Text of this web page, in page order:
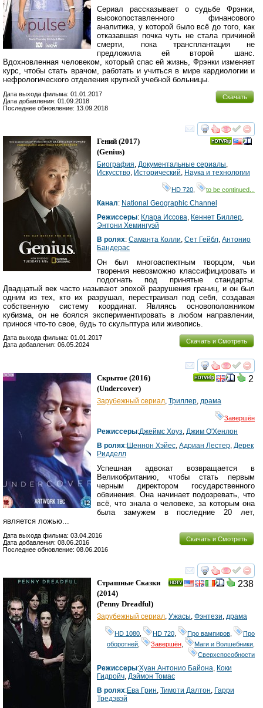
Сериал рассказывает о судьбе Фрэнки,
высокопоставленного финансового
аналитика, у которой было всё до того, как
отказавшая почка чуть не стала причиной
смерти, пока трансплантация не
предложила ей второй шанс.
Вдохновленная человеком, который спас ей жизнь, Фрэнки изменяет
курс, чтобы стать врачом, работать и учиться в мире кардиологии и
нефрологического отделения крупной учебной больницы.
Скачать
Дата выхода фильма: 01.01.2017
Дата добавления: 01.09.2018
Последнее обновление: 13.09.2018
смотреть
Гений (2017)
(Genius)
Биография Документальные сериалы
Искусство Исторический Наука и технологии
HD 720 to be continued...
Канал: National Geographic Channel
Режиссеры: Клара Иссова Кеннет Биллер
Энтони Хемингуэй
В ролях: Саманта Колли Сет Гейбл Антонио
Бандерас
Он был многоаспектным творцом, чьи
творения невозможно классифицировать и
подогнать под принятые стандарты.
Двадцатый век часто называют эпохой разрушения границ, и он был
одним из тех, кто их разрушал, перестраивал под себя, создавая
собственную систему координат. Являясь основоположником
кубизма, он не боялся экспериментировать в любом направлении,
принося что-то свое, будь то скульптура или живопись.
Скачать и Смотреть
Дата выхода фильма: 01.01.2017
Дата добавления: 06.05.2024
смотреть
2
Скрытое (2016)
(Undercover)
Зарубежный сериал, Триллер, драма
Завершён
Режиссеры:Джеймс Хоуз, Джим О'Хенлон
В ролях:Шеннон Хэйес, Адриан Лестер, Дерек
Ридделл
Успешная адвокат возвращается в
Великобританию, чтобы стать первым
черным директором государственного
обвинения. Она начинает подозревать, что
всё, что знала о человеке, за которым она
была замужем в последние 20 лет,
является ложью...
Скачать и Смотреть
Дата выхода фильма: 03.04.2016
Дата добавления: 08.06.2016
Последнее обновление: 08.06.2016
смотреть
238
Страшные Сказки
(2014)
(Penny Dreadful)
Зарубежный сериал, Ужасы, Фэнтези, драма
HD 1080 HD 720 Про вампиров
Про
оборотней
Завершён Маги и Волшебники
Сверхспособности
Режиссеры:Хуан Антонио Байона, Коки
Гидройч, Дэймон Томас
В ролях:Ева Грин, Тимоти Далтон, Гарри
Тредэвэй